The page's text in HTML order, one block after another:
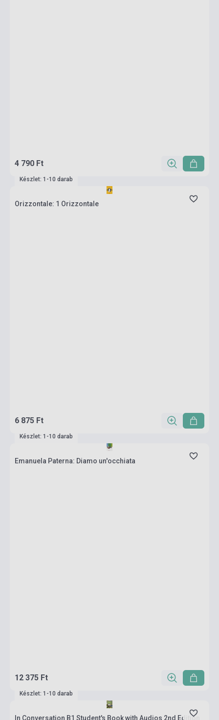
4 790 Ft
Készlet: 1-10 darab
Orizzontale: 1 Orizzontale
6 875 Ft
Készlet: 1-10 darab
Emanuela Paterna: Diamo un'occhiata
12 375 Ft
Készlet: 1-10 darab
In Conversation B1 Student's Book with Audios 2nd Edition